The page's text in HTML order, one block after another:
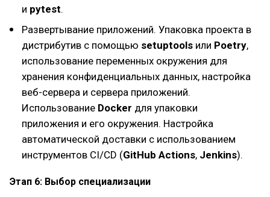
и pytest.
Развертывание приложений. Упаковка проекта в
дистрибутив с помощью setuptools или Poetry,
использование переменных окружения для
хранения конфиденциальных данных, настройка
веб-сервера и сервера приложений.
Использование Docker для упаковки
приложения и его окружения. Настройка
автоматической доставки с использованием
инструментов CI/CD (GitHub Actions, Jenkins).
Этап 6: Выбор специализации